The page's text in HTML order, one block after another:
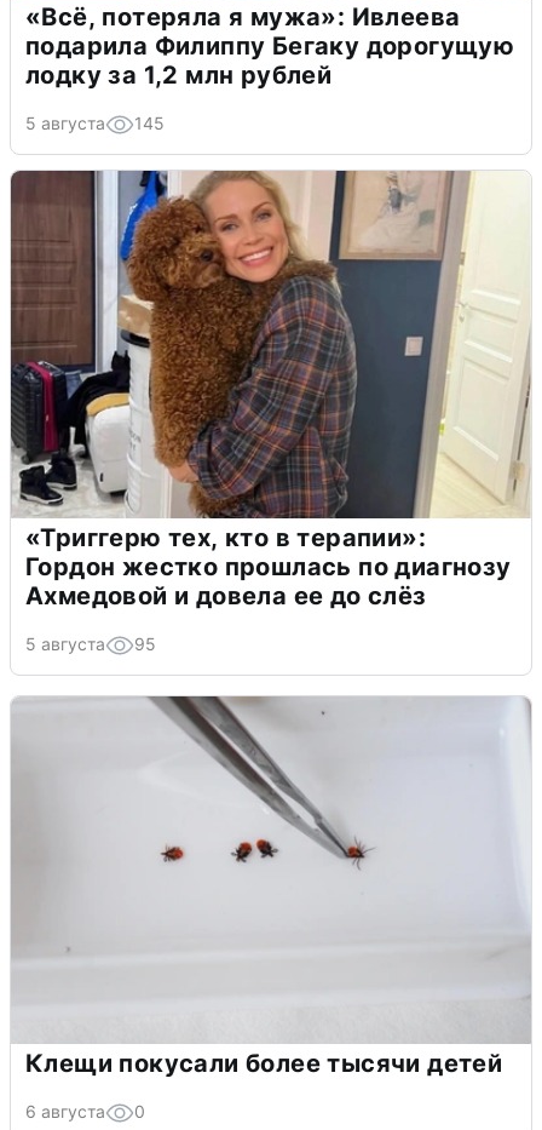
«Всё, потеряла я мужа»: Ивлеева
подарила Филиппу Бегаку дорогущую
лодку за 1,2 млн рублей
5 августа 145
«Триггерю тех, кто в терапии»:
Гордон жестко прошлась по диагнозу
Ахмедовой и довела ее до слёз
5 августа 95
Клещи покусали более тысячи детей
6 августа 0